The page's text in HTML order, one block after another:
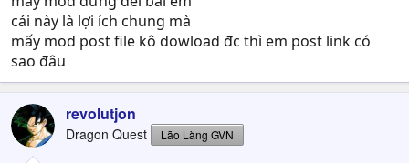
cái này là lợi ích chung mà
mấy mod post file kô dowload đc thì em post link có
sao đâu
revolutjon
Dragon Quest Lão Làng GVN